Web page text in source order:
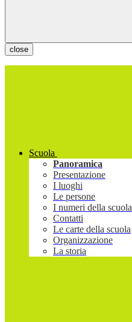
close
Scuola
Panoramica
Presentazione
I luoghi
Le persone
I numeri della scuola
Contatti
Le carte della scuola
Organizzazione
La storia